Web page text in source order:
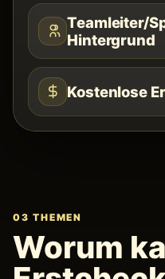
Teamleiter/
Hintergrund
Kostenlose
03 THEMEN
Worum